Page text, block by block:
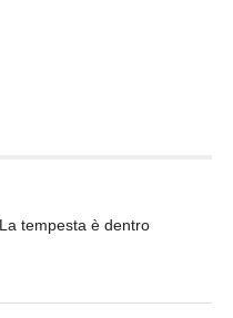
tempesta è dentro